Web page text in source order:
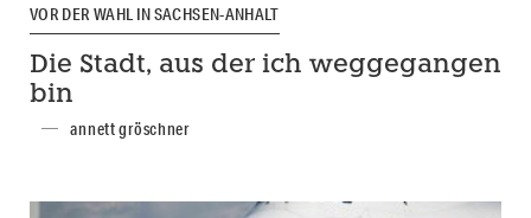
VOR DER WAHL IN SACHSEN-ANHALT
Die Stadt, aus der ich weggegangen
bin
annett gröschner